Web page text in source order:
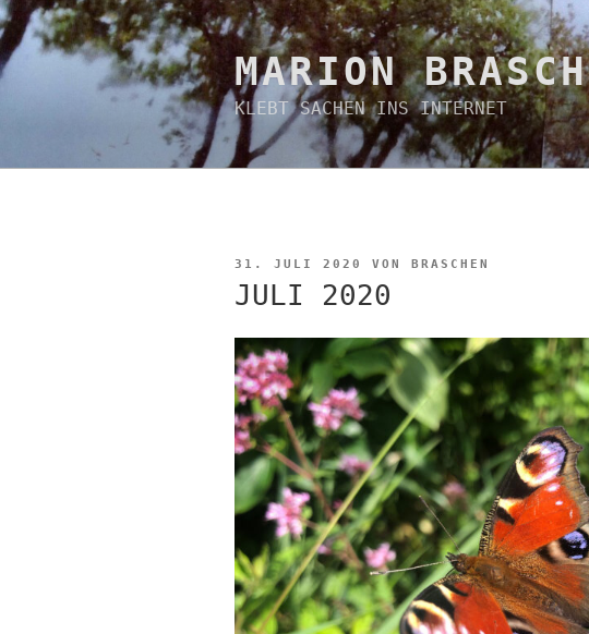
Zum
Inhalt
springen
MARION BRASCH
KLEBT SACHEN INS INTERNET
VERÖFFENTLICHT
31. JULI 2020 VONBRASCHEN
JULI 2020